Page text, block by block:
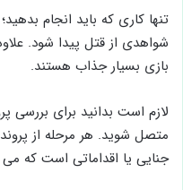
تنها کاری که باید انجام
شواهدی از قتل پیدا شود.
بازی بسیار جذاب هستند.
لازم است بدانید برای بررسی
متصل شوید. هر مرحله از
جنایی یا اقداماتی است که می